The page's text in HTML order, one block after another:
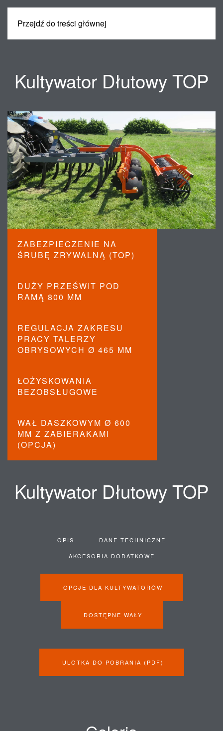
Przejdź do treści głównej
Kultywator Dłutowy TOP
ZABEZPIECZENIE NA
ŚRUBĘ ZRYWALNĄ (TOP)
DUŻY PRZEŚWIT POD
RAMĄ 800 MM
REGULACJA ZAKRESU
PRACY TALERZY
OBRYSOWYCH Ø 465 MM
ŁOŻYSKOWANIA
BEZOBSŁUGOWE
WAŁ DASZKOWYM Ø 600
MM Z ZABIERAKAMI
(OPCJA)
Kultywator Dłutowy TOP
OPIS
DANE TECHNICZNE
AKCESORIA DODATKOWE
OPCJE DLA KULTYWATORÓW
DOSTĘPNE WAŁY
ULOTKA DO POBRANIA (PDF)